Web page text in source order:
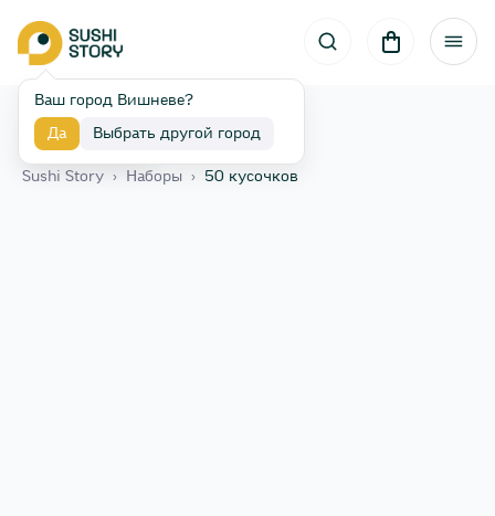
Ваш город Вишневе?
Да Выбрать другой город
Назад
Sushi Story › Наборы › 50 кусочков